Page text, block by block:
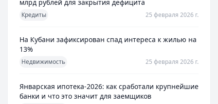
млрд рублей для закрытия дефицита
Кредиты 25 февраля 2026 г.
На Кубани зафиксирован спад интереса к жилью на
13%
Недвижимость 25 февраля 2026 г.
Январская ипотека-2026: как сработали крупнейшие
банки и что это значит для заемщиков